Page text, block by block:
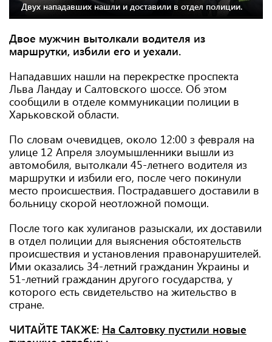
Двух нападавших нашли и доставили в отдел полиции.
Двое мужчин вытолкали водителя из
маршрутки, избили его и уехали.
Нападавших нашли на перекрестке проспекта
Льва Ландау и Салтовского шоссе. Об этом
сообщили в отделе коммуникации полиции в
Харьковской области.
По словам очевидцев, около 12:00 з февраля на
улице 12 Апреля злоумышленники вышли из
автомобиля, вытолкали 45-летнего водителя из
маршрутки и избили его, после чего покинули
место происшествия. Пострадавшего доставили в
больницу скорой неотложной помощи.
После того как хулиганов разыскали, их доставили
в отдел полиции для выяснения обстоятельств
происшествия и установления правонарушителей.
Ими оказались 34-летний гражданин Украины и
51-летний гражданин другого государства, у
которого есть свидетельство на жительство в
стране.
ЧИТАЙТЕ ТАКЖЕ: На Салтовку пустили новые